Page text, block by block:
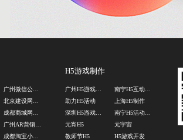
H5游戏制作
广州H5游戏制作
助力H5活动
上海H5制作
深圳H5游戏开发
元宵H5
元宇宙
教师节H5
H5游戏开发